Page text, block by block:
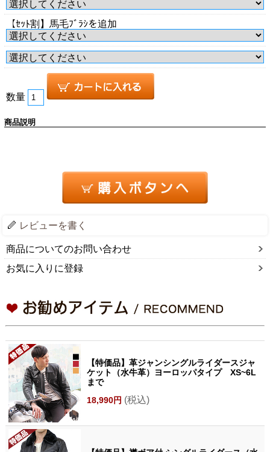
【ｾｯﾄ割】馬毛ﾌﾞﾗｼを追加
数量
商品説明
レビューを書く
商品についてのお問い合わせ
お気に入りに登録
【特価品】革ジャンシングルライダースジャ
ケット（水牛革）ヨーロッパタイプ XS~6L
まで
18,990円 (税込)